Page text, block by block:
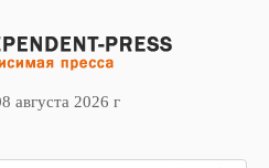
августа 2026 г